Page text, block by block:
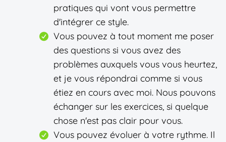
pratiques qui vont vous permettre
d'intégrer ce style.
Vous pouvez à tout moment me poser
des questions si vous avez des
problèmes auxquels vous vous heurtez,
et je vous répondrai comme si vous
étiez en cours avec moi. Nous pouvons
échanger sur les exercices, si quelque
chose n'est pas clair pour vous.
Vous pouvez évoluer à votre rythme. Il